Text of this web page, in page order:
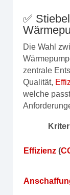
✅
Die Wahl
zentrale
Qualität,
welche
Effizienz (